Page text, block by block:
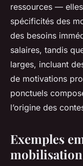
ressources —
spécificités des
des besoins
salaires, tandis
larges, incluant
de motivations
ponctuels
l’origine des
Exemples
mobilisation